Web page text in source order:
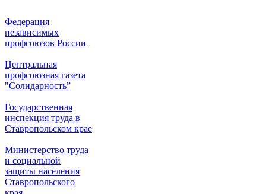
Федерация
независимых
профсоюзов России
Центральная
профсоюзная газета
"Солидарность”
Государственная
инспекция труда в
Ставропольском крае
Министерство труда
и социальной
защиты населения
Ставропольского